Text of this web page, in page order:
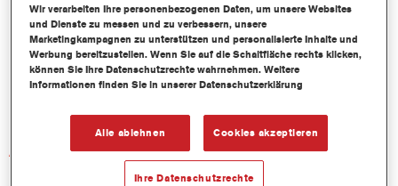
Produktmerkmale
Produktvariante
Artikelnummer
Wir verarbeiten Ihre personenbezogenen Daten, um unsere Websites
und Dienste zu messen und zu verbessern, unsere
Marketingkampagnen zu unterstützen und personalisierte Inhalte und
Werbung bereitzustellen. Wenn Sie auf die Schaltfläche rechts klicken,
können Sie Ihre Datenschutzrechte wahrnehmen. Weitere
Informationen finden Sie in unserer Datenschutzerklärung
Alle ablehnen Cookies akzeptieren
Ihre Datenschutzrechte